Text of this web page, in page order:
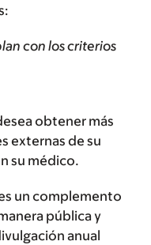
con los criterios
obtener más
externas de su
su médico.
un complemento
pública y
anual